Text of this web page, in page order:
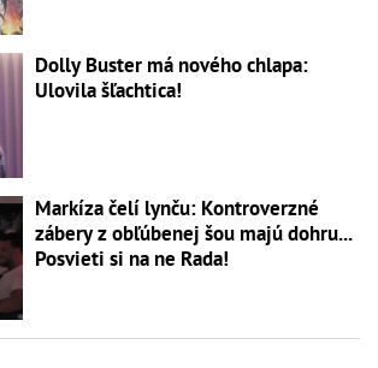
Dolly Buster má nového chlapa:
Ulovila šľachtica!
Markíza čelí lynču: Kontroverzné
zábery z obľúbenej šou majú dohru...
Posvieti si na ne Rada!